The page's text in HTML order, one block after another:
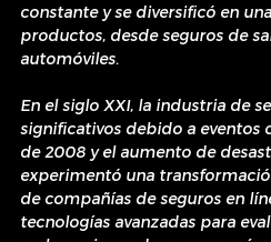
constante y se diversificó en
productos, desde seguros de
automóviles.
En el siglo XXI, la industria de
significativos debido a eventos
de 2008 y el aumento de
experimentó una
de compañías de seguros en
tecnologías avanzadas para